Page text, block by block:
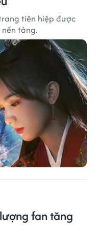
tiên hiệp được
tảng.
fan tăng